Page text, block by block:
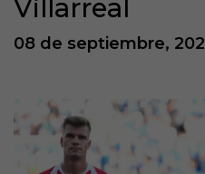
Villarreal
08 de septiembre,